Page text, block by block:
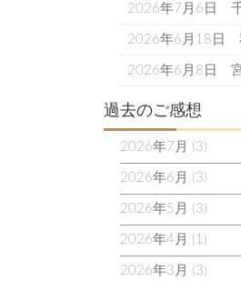
2026年7月6日
2026年6月18日
2026年6月8日
過去のご感想
2026年7月 (3)
2026年6月 (3)
2026年5月 (3)
2026年4月 (1)
2026年3月 (3)